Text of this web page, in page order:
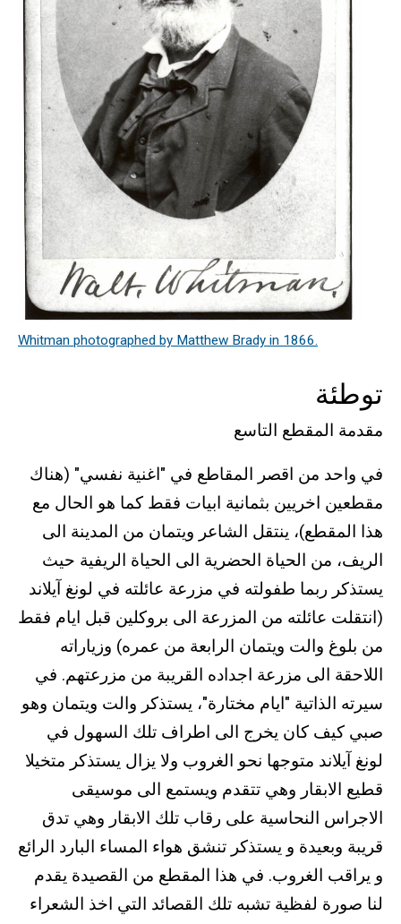
Whitman photographed by Matthew Brady in 1866.
توطئة
مقدمة المقطع التاسع
في واحد من اقصر المقاطع في "اغنية نفسي" (هناك
مقطعين اخريين بثمانية ابيات فقط كما هو الحال مع
هذا المقطع)، ينتقل الشاعر ويتمان من المدينة الى
الريف، من الحياة الحضرية الى الحياة الريفية حيث
يستذكر ربما طفولته في مزرعة عائلته في لونغ آيلاند
(انتقلت عائلته من المزرعة الى بروكلين قبل ايام فقط
من بلوغ والت ويتمان الرابعة من عمره) وزياراته
اللاحقة الى مزرعة اجداده القريبة من مزرعتهم. في
سيرته الذاتية "ايام مختارة"، يستذكر والت ويتمان وهو
صبي كيف كان يخرج الى اطراف تلك السهول في
لونغ آيلاند متوجها نحو الغروب ولا يزال يستذكر متخيلا
قطيع الابقار وهي تتقدم ويستمع الى موسيقى
الاجراس النحاسية على رقاب تلك الابقار وهي تدق
قريبة وبعيدة و يستذكر تنشق هواء المساء البارد الرائع
و يراقب الغروب. في هذا المقطع من القصيدة يقدم
لنا صورة لفظية تشبه تلك القصائد التي اخذ الشعراء